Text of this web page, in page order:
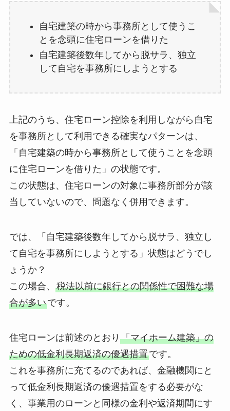
自宅建築の時から事務所として使うこ
とを念頭に住宅ローンを借りた
自宅建築後数年してから脱サラ、独立
して自宅を事務所にしようとする
上記のうち、住宅ローン控除を利用しながら自宅
を事務所として利用できる確実なパターンは、
「自宅建築の時から事務所として使うことを念頭
に住宅ローンを借りた」の状態です。
この状態は、住宅ローンの対象に事務所部分が該
当していないので、問題なく併用できます。
では、「自宅建築後数年してから脱サラ、独立し
て自宅を事務所にしようとする」状態はどうでし
ょうか？
この場合、 税法以前に銀行との関係性で困難な場
合が多いです。
住宅ローンは前述のとおり 「マイホーム建築」の
ための低金利長期返済の優遇措置です。
これを事務所に充てるのであれば、金融機関にと
って低金利長期返済の優遇措置をする必要がな
く、事業用のローンと同様の金利や返済期間にす